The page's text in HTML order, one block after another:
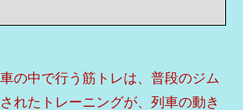
の中で行う筋トレは、普段のジム
れたトレーニングが、列車の動き